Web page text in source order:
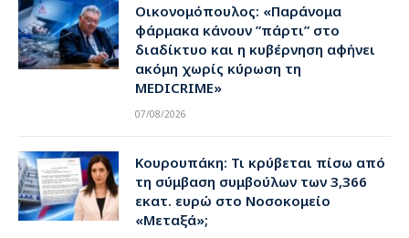
Οικονομόπουλος: «Παράνομα
φάρμακα κάνουν ”πάρτι” στο
διαδίκτυο και η κυβέρνηση αφήνει
ακόμη χωρίς κύρωση τη
MEDICRIME»
07/08/2026
Κουρουπάκη: Τι κρύβεται πίσω από
τη σύμβαση συμβούλων των 3,366
εκατ. ευρώ στο Νοσοκομείο
«Μεταξά»;